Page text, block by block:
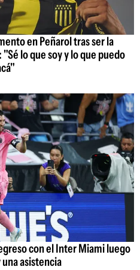
en Peñarol tras ser la
lo que soy y lo que puedo
con el Inter Miami luego
asistencia